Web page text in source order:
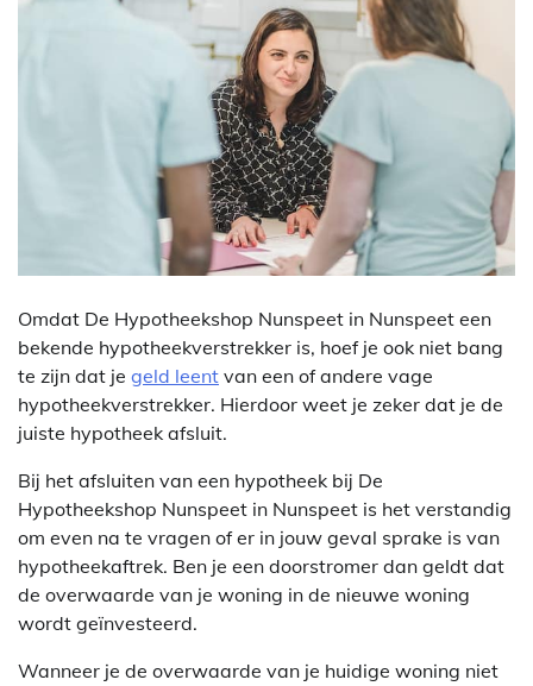
Omdat De Hypotheekshop Nunspeet in Nunspeet een
bekende hypotheekverstrekker is, hoef je ook niet bang
te zijn dat je geld leent van een of andere vage
hypotheekverstrekker. Hierdoor weet je zeker dat je de
juiste hypotheek afsluit.
Bij het afsluiten van een hypotheek bij De
Hypotheekshop Nunspeet in Nunspeet is het verstandig
om even na te vragen of er in jouw geval sprake is van
hypotheekaftrek. Ben je een doorstromer dan geldt dat
de overwaarde van je woning in de nieuwe woning
wordt geïnvesteerd.
Wanneer je de overwaarde van je huidige woning niet